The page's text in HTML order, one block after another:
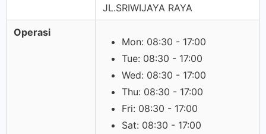
JL.SRIWIJAYA RAYA
Operasi
Mon: 08:30 - 17:00
Tue: 08:30 - 17:00
Wed: 08:30 - 17:00
Thu: 08:30 - 17:00
Fri: 08:30 - 17:00
Sat: 08:30 - 17:00